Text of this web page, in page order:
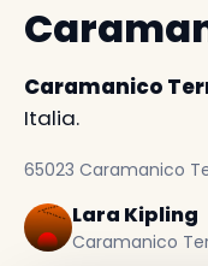
Caramanico
Italia.
65023 Caramanico
Lara Kipling
Caramanico